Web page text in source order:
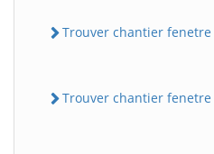
Trouver chantier fenetre
Trouver chantier fenetre